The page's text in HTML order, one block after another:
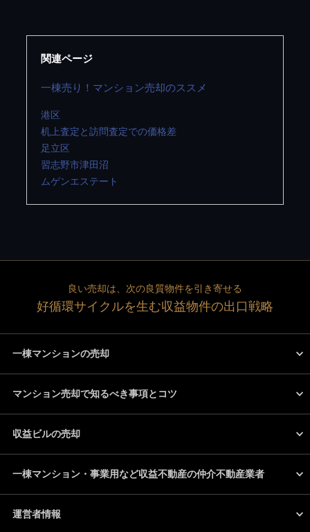
関連ページ
一棟売り！マンション売却のススメ
港区
机上査定と訪問査定での価格差
足立区
習志野市津田沼
ムゲンエステート
良い売却は、次の良質物件を引き寄せる
好循環サイクルを生む収益物件の出口戦略
一棟マンションの売却
マンション売却で知るべき事項とコツ
収益ビルの売却
一棟マンション・事業用など収益不動産の仲介不動産業者
運営者情報